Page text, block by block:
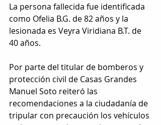
La persona fallecida fue identificada
como Ofelia B.G. de 82 años y la
lesionada es Veyra Viridiana B.T. de
40 años.
Por parte del titular de bomberos y
protección civil de Casas Grandes
Manuel Soto reiteró las
recomendaciones a la ciudadanía de
tripular con precaución los vehículos